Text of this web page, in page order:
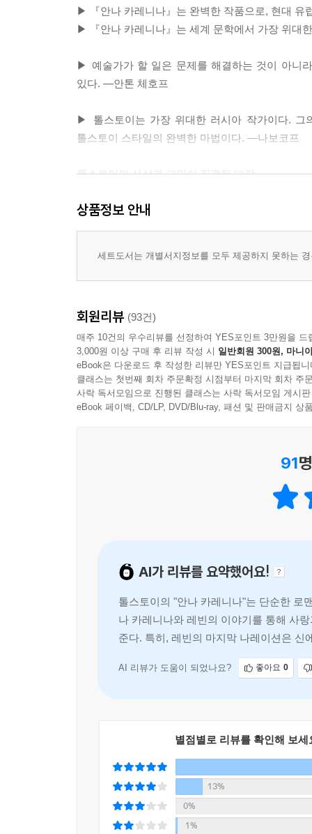
▶ 『안나 카레니나』는 완벽한 작품으로, 현대
▶ 『안나 카레니나』는 세계 문학에서 가장 위대
▶ 예술가가 할 일은 문제를 해결하는 것이 아니
있다. ―안톤 체호프
▶ 톨스토이는 가장 위대한 러시아 작가이다. 그
톨스토이 스타일의 완벽한 마법이다. ―나보코프
톨스토이의 사상과 고민이 집결된 대작
『안나 카레니나』는 안나와 레빈이라는 주요
관리인 알렉세이 카레닌의 아내로, 둘 사이에는
태도, 가치관 등 모든 것에서 상반돼 보이는 이
톨스토이는 인류에게 주어진 철학적, 사상적 문제
구체적이고 경험적인 시공간과 인물을 창조하여
카레니나』에 등장하는 수많은 인물들은 그들
독자들은 삶의 진실을 깨닫게 된다.
것으로 알려졌다. 더욱 중요한 점으로는 레빈이
자신의 사상을 레빈에게 그대로 반영한 듯 보이
“행복한 가정은 모두 모습이 비슷하고, 불행한 가
스테판 오블론스키 공작이 가정교사와 바람을
카레니나가 이들을 화해시키기 위해 모스크바로
버린다. 그러나 안나와 브론스키가 주위를 의식
한편 안나는 브론스키와의 관계를 남편에게 숨
챈다. 마침내 안나는 남편에게 사실을 대담하게
하는데, 안나는 그럴수록 더욱 그에 대한 증오
상품정보 안내
세트도서는 개별서지정보를 모두 제공하지 못하는
회원리뷰 (93건)
매주 10건의 우수리뷰를 선정하여 YES포인트 3만원을 드
3,000원 이상 구매 후 리뷰 작성 시 일반회원 300원, 마니
eBook은 다운로드 후 작성한 리뷰만 YES포인트 지급됩니
클래스는 첫번째 회차 주문확정 시점부터 마지막 회차 주
사락 독서모임으로 진행된 클래스는 사락 독서모임 게시
eBook 페이백, CD/LP, DVD/Blu-ray, 패션 및 판매금지 상
91
AI가 리뷰를 요약했어요!
톨스토이의 "안나 카레니나"는 단순한 로
나 카레니나와 레빈의 이야기를 통해 사
준다. 특히, 레빈의 마지막 나레이션은 신
AI 리뷰가 도움이 되었나요? 좋아요 0
별점별로 리뷰를 확인해 보세
13%
0%
1%